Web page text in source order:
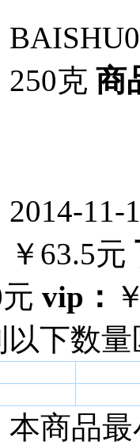
250克 商
2014-11-
￥63.5元
vip：
下数
本商品